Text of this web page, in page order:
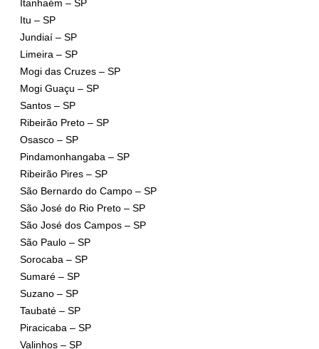
Itanhaém – SP
Itu – SP
Jundiaí – SP
Limeira – SP
Mogi das Cruzes – SP
Mogi Guaçu – SP
Santos – SP
Ribeirão Preto – SP
Osasco – SP
Pindamonhangaba – SP
Ribeirão Pires – SP
São Bernardo do Campo – SP
São José do Rio Preto – SP
São José dos Campos – SP
São Paulo – SP
Sorocaba – SP
Sumaré – SP
Suzano – SP
Taubaté – SP
Piracicaba – SP
Valinhos – SP